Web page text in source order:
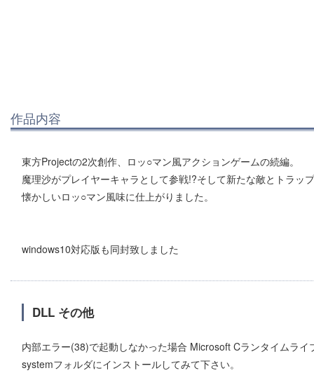
作品内容
東方Projectの2次創作、ロッ○マン風アクションゲームの続編。
魔理沙がプレイヤーキャラとして参戦!?そして新たな敵とトラッ
懐かしいロッ○マン風味に仕上がりました。
windows10対応版も同封致しました
DLL その他
内部エラー(38)で起動しなかった場合 Microsoft Cランタイムライ
systemフォルダにインストールしてみて下さい。